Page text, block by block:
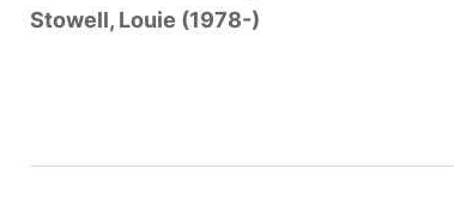
Stowell, Louie (1978-)